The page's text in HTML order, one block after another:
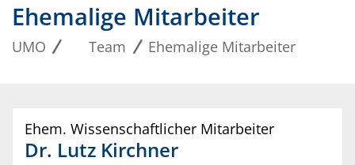
Ehemalige Mitarbeiter
UMO Team Ehemalige Mitarbeiter
Ehem. Wissenschaftlicher Mitarbeiter
Dr. Lutz Kirchner